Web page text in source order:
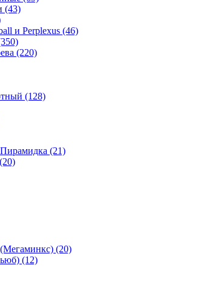
(43)
и Perplexus (46)
(220)
(128)
(21)
(20)
(20)
(12)